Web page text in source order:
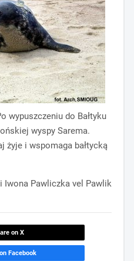
wypuszczeniu do Bałtyku
wyspy Sarema.
żyje i wspomaga bałtycką
Iwona Pawliczka vel Pawlik
on X
Facebook